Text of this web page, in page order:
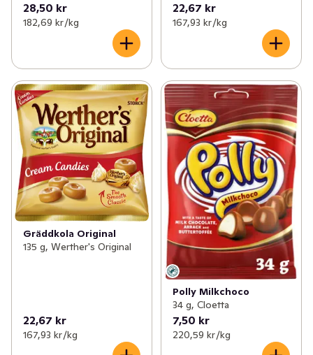
28,50 kr
182,69 kr /kg
22,67 kr
167,93 kr /kg
Gräddkola Original
135 g, Werther's Original
22,67 kr
167,93 kr /kg
Polly Milkchoco
34 g, Cloetta
7,50 kr
220,59 kr /kg